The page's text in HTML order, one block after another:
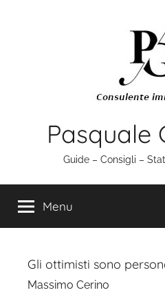
Pasquale
Guide – Consigli –
Menu
Gli ottimisti sono
Massimo Cerino